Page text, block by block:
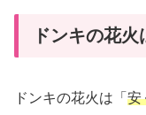
ドンキの花火
ドンキの花火は「 安